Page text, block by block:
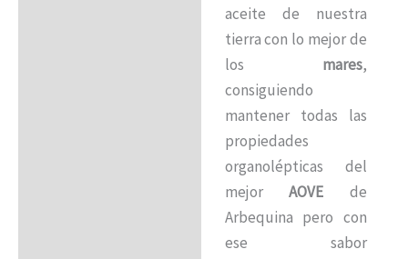
aceite de nuestra
tierra con lo mejor de
los mares,
consiguiendo
mantener todas las
propiedades
organolépticas del
mejor AOVE de
Arbequina pero con
ese sabor